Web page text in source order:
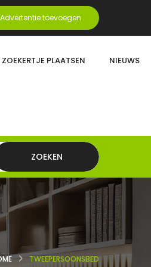
Advertentie toevoegen
ZOEKERTJE PLAATSEN NIEUWS
ZOEKEN
TWEEPERSOONSBED